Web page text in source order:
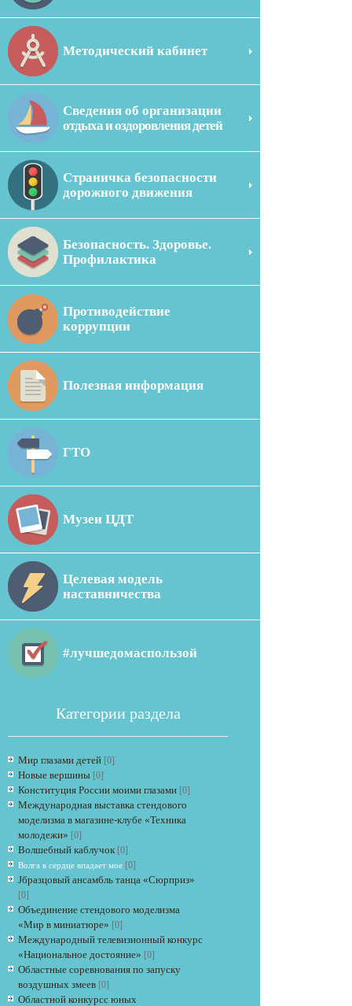
Методический кабинет
Сведения об организации
отдыха и оздоровления детей
Страничка безопасности
дорожного движения
Безопасность. Здоровье.
Профилактика
Противодействие
коррупции
Полезная информация
ГТО
Музеи ЦДТ
Целевая модель
наставничества
#лучшедомаспользой
Категории раздела
Мир глазами детей [0]
Новые вершины [0]
Конституция России моими глазами [0]
Международная выставка стендового
моделизма в магазине-клубе «Техника
молодежи» [0]
Волшебный каблучок [0]
Волга в сердце впадает мое [0]
Jбразцовый ансамбль танца «Сюрприз»
[0]
Объединение стендового моделизма
«Мир в миниатюре» [0]
Международный телевизионный конкурс
«Национальное достояние» [0]
Областные соревнования по запуску
воздушных змеев [0]
Областной конкурсс юных